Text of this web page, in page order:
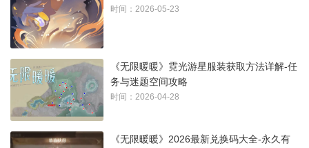
《无限暖暖》厨用研磨器设计图获得方法：
1、厨用研磨器在花愿镇小绵菊旅馆里，位置如下图所示：
时间：2026-05-23
《无限暖暖》霓光游星服装获取方法详解-任
务与迷题空间攻略
时间：2026-04-28
《无限暖暖》2026最新兑换码大全-永久有